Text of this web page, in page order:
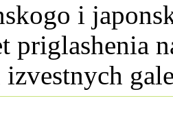
i
priglashenia